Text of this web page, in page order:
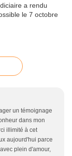
un témoignage
dans mon
illimité à cet
aujourd'hui parce
plein d'amour,